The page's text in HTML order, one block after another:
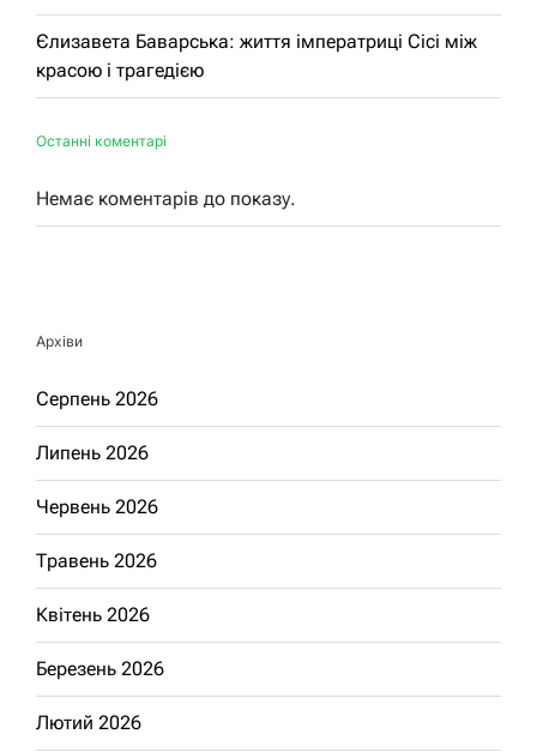
Єлизавета Баварська: життя імператриці Сісі між
красою і трагедією
Останні коментарі
Немає коментарів до показу.
Архіви
Серпень 2026
Липень 2026
Червень 2026
Травень 2026
Квітень 2026
Березень 2026
Лютий 2026